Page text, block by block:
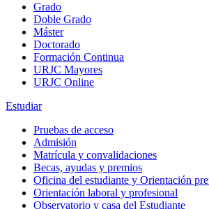
Grado
Doble Grado
Máster
Doctorado
Formación Continua
URJC Mayores
URJC Online
Estudiar
Pruebas de acceso
Admisión
Matrícula y convalidaciones
Becas, ayudas y premios
Oficina del estudiante y Orientación
Orientación laboral y profesional
Observatorio y casa del Estudiante